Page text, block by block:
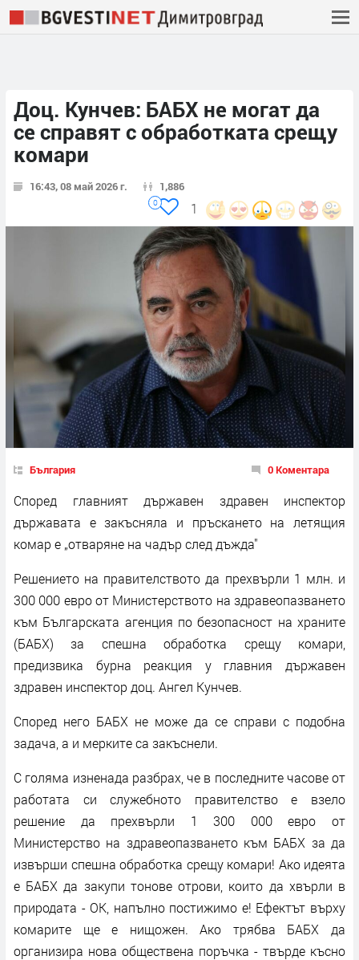
Доц. Кунчев: БАБХ не могат да
се справят с обработката срещу
комари
16:43, 08 май 2026 г. 1,886
1
0
България 0 Коментара
Според главният държавен здравен инспектор
държавата е закъсняла и пръскането на летящия
комар е „отваряне на чадър след дъжда"
Решението на правителството да прехвърли 1 млн. и
300 000 евро от Министерството на здравеопазването
към Българската агенция по безопасност на храните
(БАБХ) за спешна обработка срещу комари,
предизвика бурна реакция у главния държавен
здравен инспектор доц. Ангел Кунчев.
Според него БАБХ не може да се справи с подобна
задача, а и мерките са закъснели.
С голяма изненада разбрах, че в последните часове от
работата си служебното правителство е взело
решение да прехвърли 1 300 000 евро от
Министерство на здравеопазването към БАБХ за да
извърши спешна обработка срещу комари! Ако идеята
е БАБХ да закупи тонове отрови, които да хвърли в
природата - ОК, напълно постижимо е! Ефектът върху
комарите ще е нищожен. Ако трябва БАБХ да
организира нова обществена поръчка - твърде късно